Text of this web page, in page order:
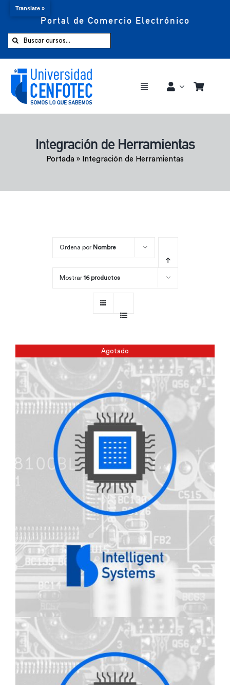
Portal de Comercio Electrónico
Buscar:
Toggle
Comprar ahora
Integración de Herramientas
Portada » Integración de Herramientas
Ordena por Nombre
Mostrar 16 productos
Agotado
Translate »